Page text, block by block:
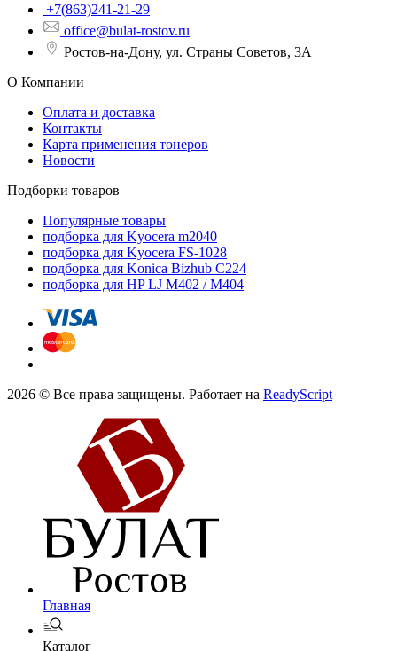
+7(863)241-21-29
office@bulat-rostov.ru
Ростов-на-Дону, ул. Страны Советов, 3А
О Компании
Оплата и доставка
Контакты
Карта применения тонеров
Новости
Подборки товаров
Популярные товары
подборка для Kyocera m2040
подборка для Kyocera FS-1028
подборка для Konica Bizhub C224
подборка для HP LJ M402 / M404
2026 © Все права защищены. Работает на ReadyScript
Главная
Каталог